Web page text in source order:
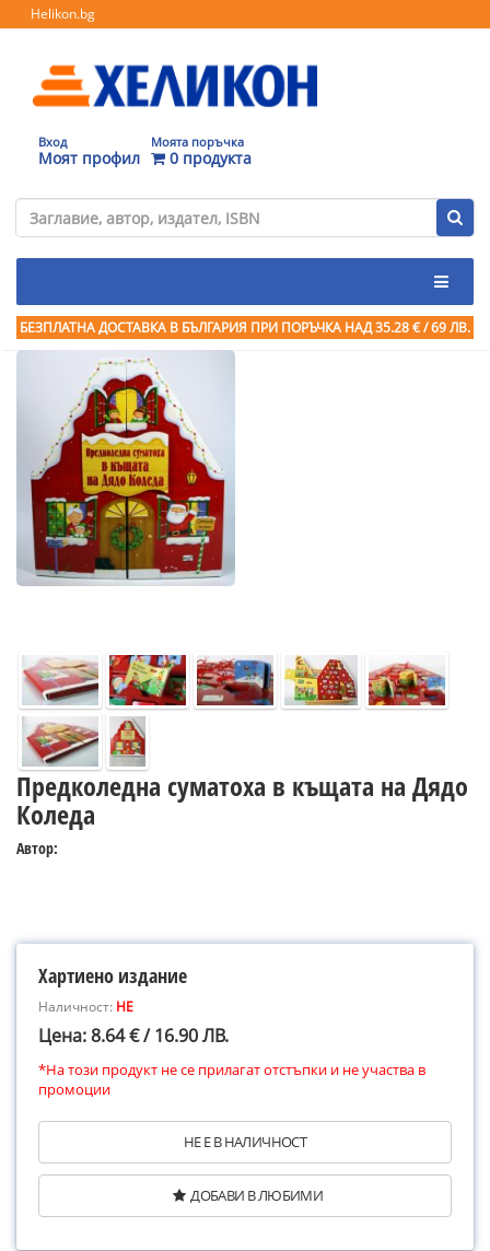
Helikon.bg
Вход
Моят профил
Моята поръчка
0 продукта
БЕЗПЛАТНА ДОСТАВКА В БЪЛГАРИЯ ПРИ ПОРЪЧКА НАД 35.28 € / 69 ЛВ.
Предколедна суматоха в къщата на Дядо
Коледа
Автор:
Хартиено издание
Наличност: НЕ
Цена: 8.64 € / 16.90 ЛВ.
*На този продукт не се прилагат отстъпки и не участва в
промоции
НЕ Е В НАЛИЧНОСТ
ДОБАВИ В ЛЮБИМИ